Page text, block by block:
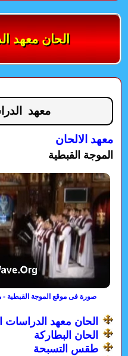
الحان معهد
معهد
معهد الالحان
الموجة القبطية
صورة فى موقع الموجة القبطية -
الحان معهد الدراسات
الحان البطاركة
طقس التسبحة